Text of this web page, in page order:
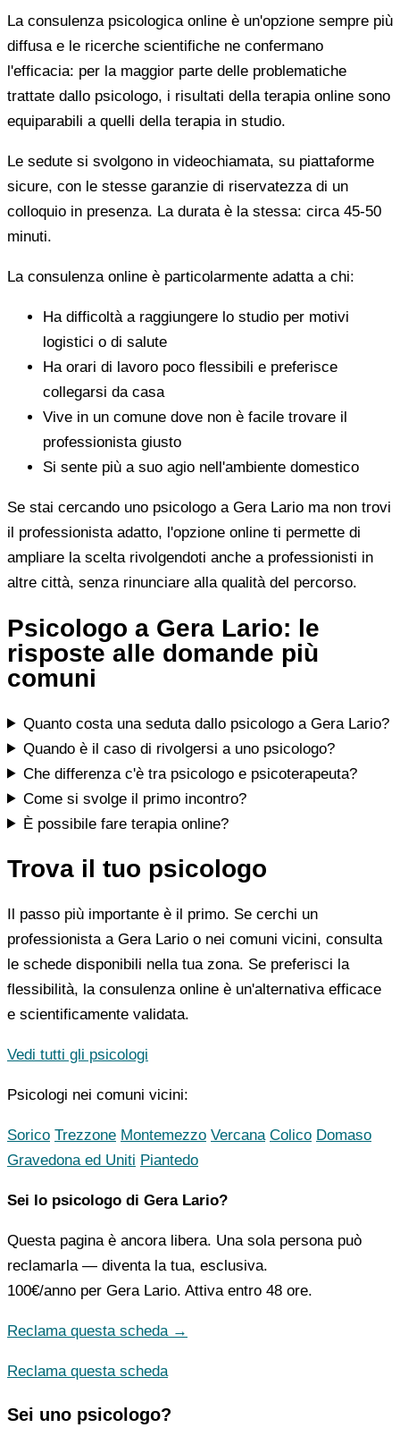
La consulenza psicologica online è un'opzione sempre più
diffusa e le ricerche scientifiche ne confermano
l'efficacia: per la maggior parte delle problematiche
trattate dallo psicologo, i risultati della terapia online sono
equiparabili a quelli della terapia in studio.
Le sedute si svolgono in videochiamata, su piattaforme
sicure, con le stesse garanzie di riservatezza di un
colloquio in presenza. La durata è la stessa: circa 45-50
minuti.
La consulenza online è particolarmente adatta a chi:
Ha difficoltà a raggiungere lo studio per motivi
logistici o di salute
Ha orari di lavoro poco flessibili e preferisce
collegarsi da casa
Vive in un comune dove non è facile trovare il
professionista giusto
Si sente più a suo agio nell'ambiente domestico
Se stai cercando uno psicologo a Gera Lario ma non trovi
il professionista adatto, l'opzione online ti permette di
ampliare la scelta rivolgendoti anche a professionisti in
altre città, senza rinunciare alla qualità del percorso.
Psicologo a Gera Lario: le
risposte alle domande più
comuni
Quanto costa una seduta dallo psicologo a Gera Lario?
Quando è il caso di rivolgersi a uno psicologo?
Che differenza c'è tra psicologo e psicoterapeuta?
Come si svolge il primo incontro?
È possibile fare terapia online?
Trova il tuo psicologo
Il passo più importante è il primo. Se cerchi un
professionista a Gera Lario o nei comuni vicini, consulta
le schede disponibili nella tua zona. Se preferisci la
flessibilità, la consulenza online è un'alternativa efficace
e scientificamente validata.
Vedi tutti gli psicologi
Psicologi nei comuni vicini:
Sorico Trezzone Montemezzo Vercana Colico Domaso
Gravedona ed Uniti Piantedo
Sei lo psicologo di Gera Lario?
Questa pagina è ancora libera. Una sola persona può
reclamarla — diventa la tua, esclusiva.
100€/anno per Gera Lario. Attiva entro 48 ore.
Reclama questa scheda →
Reclama questa scheda
Sei uno psicologo?